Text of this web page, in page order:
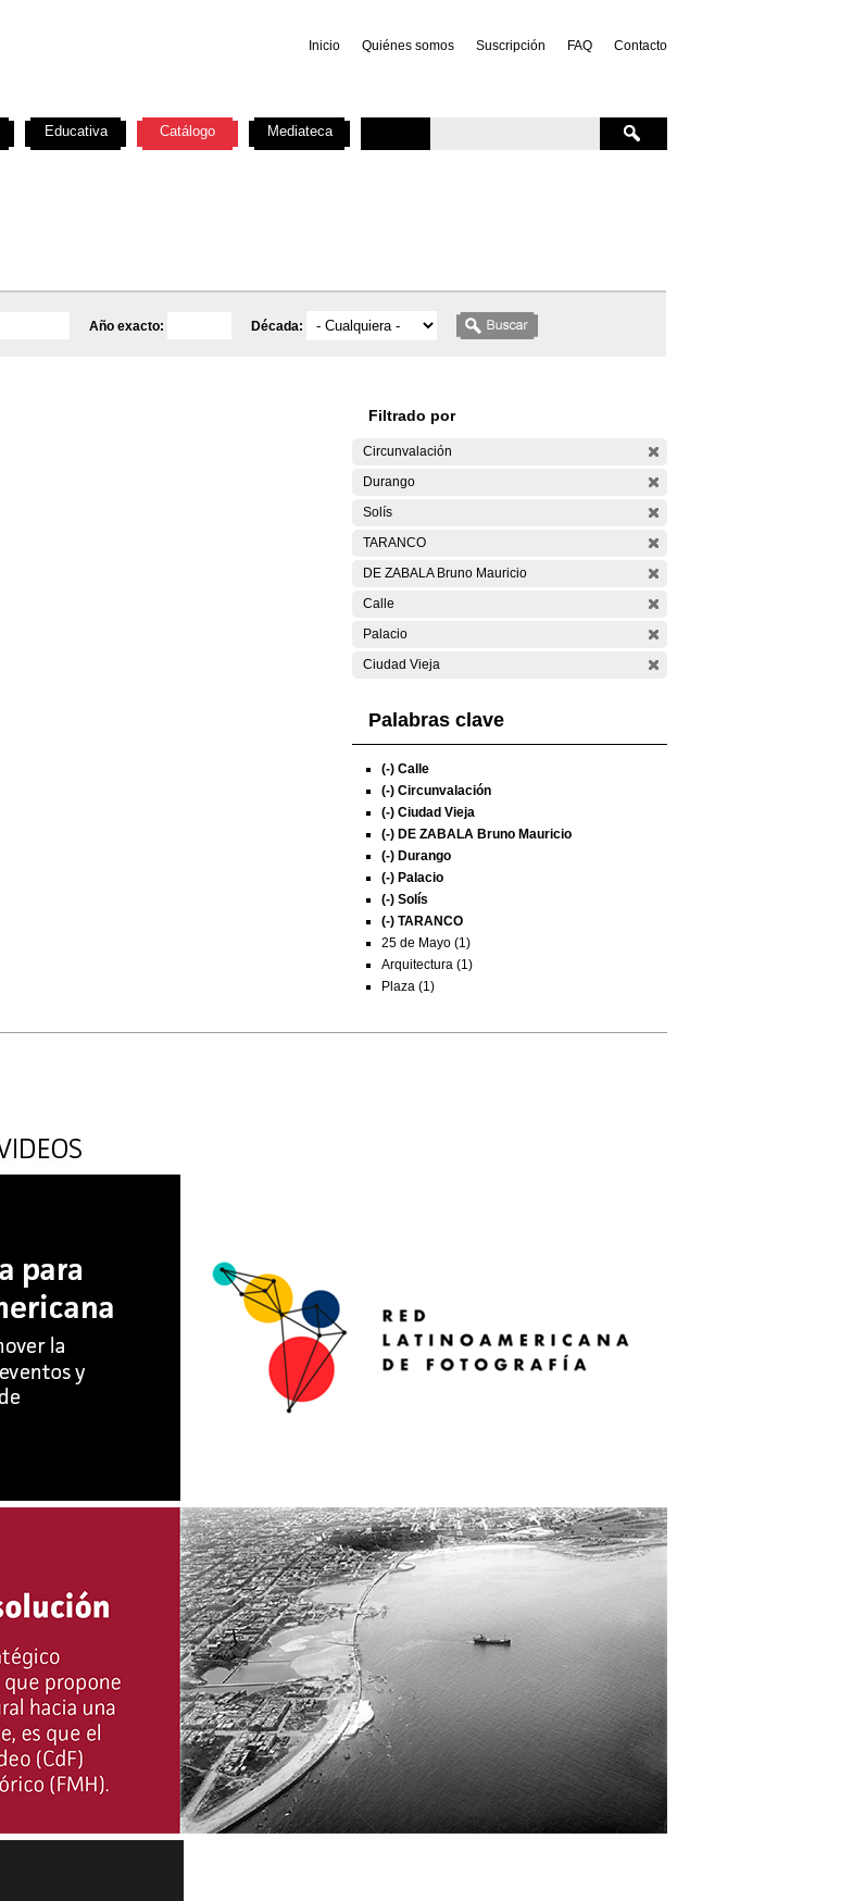
Inicio Quiénes somos Suscripción FAQ Contacto
Año exacto: Década:
Filtrado por
Circunvalación
Durango
Solís
TARANCO
DE ZABALA Bruno Mauricio
Calle
Palacio
Ciudad Vieja
Palabras clave
(-) Calle
(-) Circunvalación
(-) Ciudad Vieja
(-) DE ZABALA Bruno Mauricio
(-) Durango
(-) Palacio
(-) Solís
(-) TARANCO
25 de Mayo (1)
Arquitectura (1)
Plaza (1)
Educativa Catálogo Mediateca